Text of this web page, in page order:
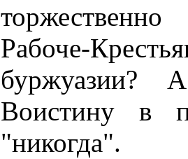
Рабоче-
буржуазии?
Воистину в
"никогда".